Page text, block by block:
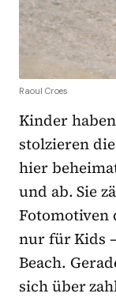
Raoul Croes
Kinder
stolzieren
hier
und ab. Sie
Fotomotiven
nur für Kids
Beach.
sich über